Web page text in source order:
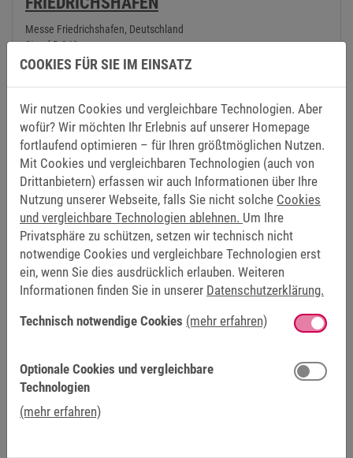
Messe Friedrichshafen, Deutschland
Stand B-340
Aussteller: KEB Automation KG, Barntrup
16.03.2027 – 18.03.2027
Messe Stuttgart, Deutschland
COOKIES FÜR SIE IM EINSATZ
Wir nutzen Cookies und vergleichbare Technologien. Aber
wofür? Wir möchten Ihr Erlebnis auf unserer Homepage
fortlaufend optimieren – für Ihren größtmöglichen Nutzen.
Mit Cookies und vergleichbaren Technologien (auch von
Drittanbietern) erfassen wir auch Informationen über Ihre
Nutzung unserer Webseite, falls Sie nicht solche Cookies
und vergleichbare Technologien ablehnen. Um Ihre
Privatsphäre zu schützen, setzen wir technisch nicht
notwendige Cookies und vergleichbare Technologien erst
ein, wenn Sie dies ausdrücklich erlauben. Weiteren
Informationen finden Sie in unserer Datenschutzerklärung.
Technisch notwendige Cookies (mehr erfahren)
Optionale Cookies und vergleichbare
Technologien
(mehr erfahren)